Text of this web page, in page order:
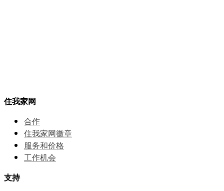
住我家网
合作
住我家网徽章
服务和价格
⼯作机会
支持